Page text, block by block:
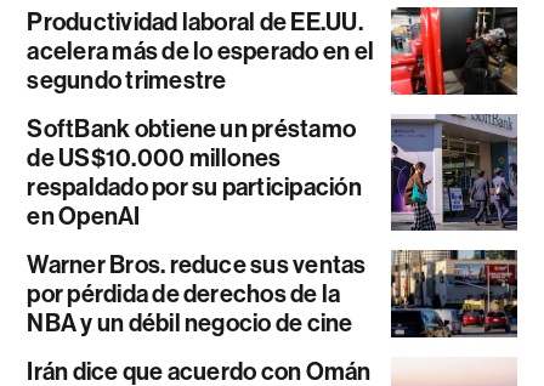
Productividad laboral de EE.UU.
acelera más de lo esperado en el
segundo trimestre
SoftBank obtiene un préstamo
de US$10.000 millones
respaldado por su participación
en OpenAI
Warner Bros. reduce sus ventas
por pérdida de derechos de la
NBA y un débil negocio de cine
Irán dice que acuerdo con Omán